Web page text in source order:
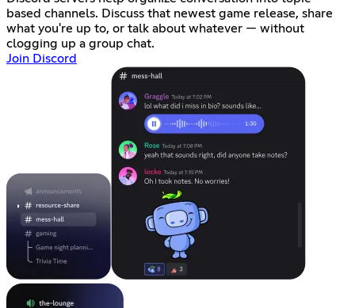
based channels. Discuss that newest game release, share
what you're up to, or talk about whatever — without
clogging up a group chat.
Join Discord